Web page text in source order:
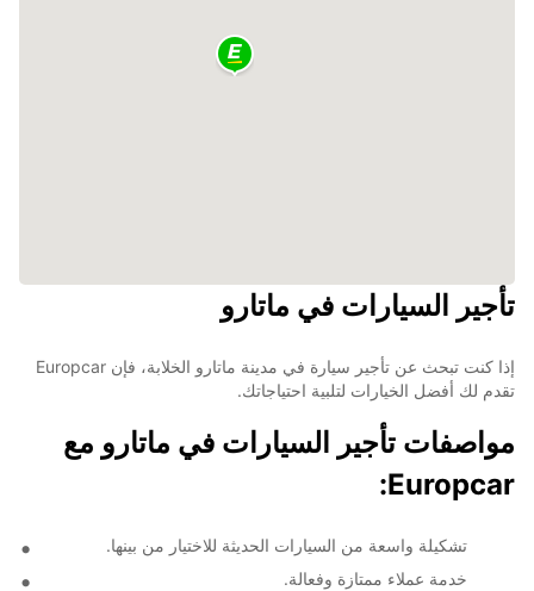
تأجير السيارات في ماتارو
إذا كنت تبحث عن تأجير سيارة في مدينة ماتارو الخلابة، فإن Europcar
تقدم لك أفضل الخيارات لتلبية احتياجاتك.
مواصفات تأجير السيارات في ماتارو مع
Europcar:
تشكيلة واسعة من السيارات الحديثة للاختيار من بينها.
خدمة عملاء ممتازة وفعالة.